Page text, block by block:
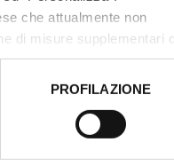
che attualmente non
di misure supplementari
PROFILAZIONE
Comunali
0541 793879
Comune di